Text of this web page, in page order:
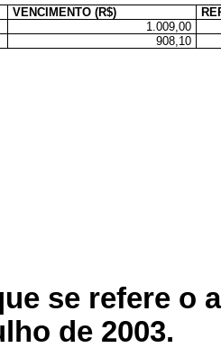
VENCIMENTO (R$)
1.009,00
908,10
se refere o
de 2003.